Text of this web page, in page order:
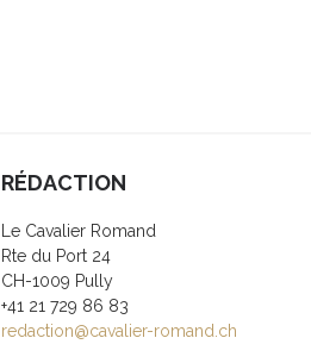
RÉDACTION
Le Cavalier Romand
Rte du Port 24
CH-1009 Pully
+41 21 729 86 83
redaction@cavalier-romand.ch